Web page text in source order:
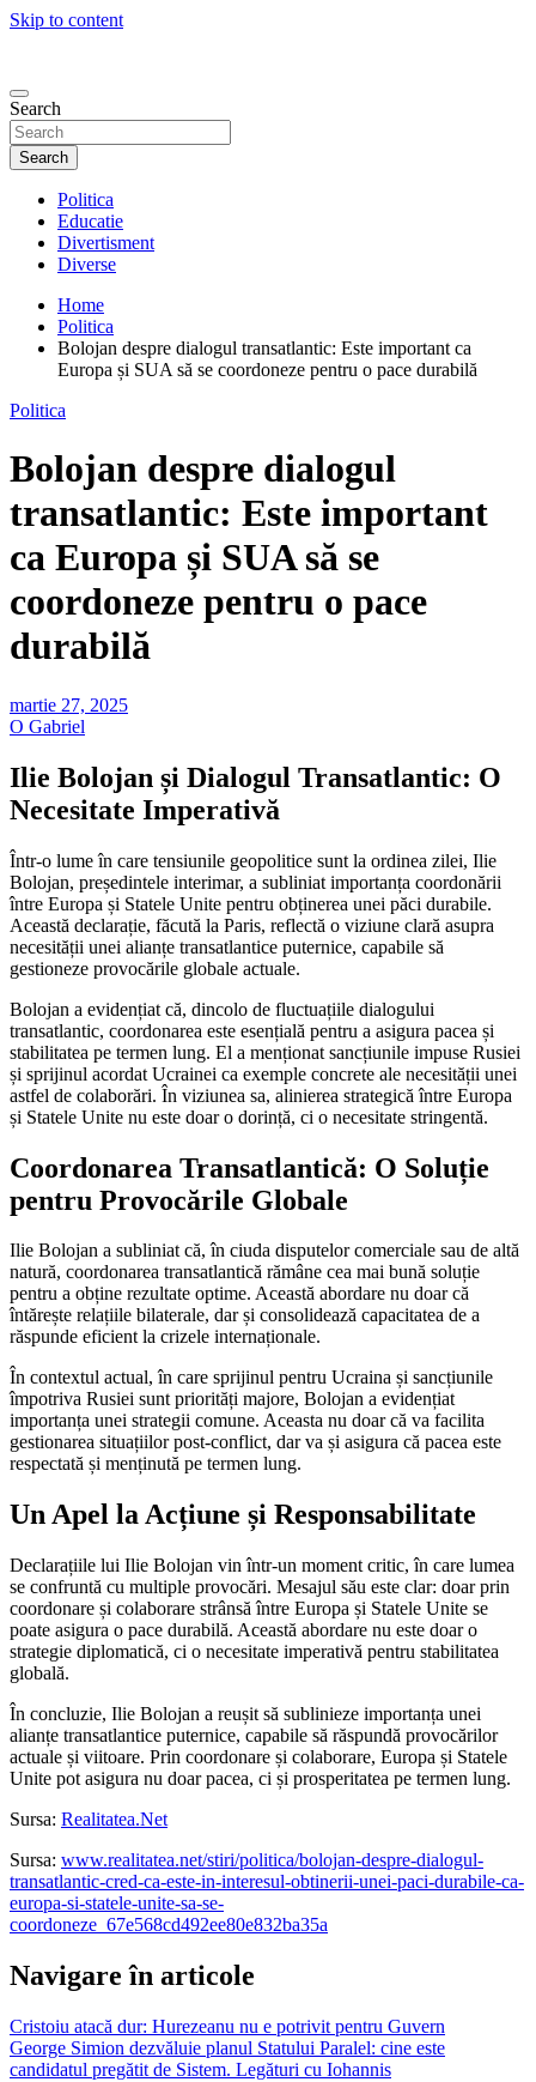
Skip to content
Search
Search
Politica
Educatie
Divertisment
Diverse
Home
Politica
Bolojan despre dialogul transatlantic: Este important ca
Europa și SUA să se coordoneze pentru o pace durabilă
Politica
Bolojan despre dialogul
transatlantic: Este important
ca Europa și SUA să se
coordoneze pentru o pace
durabilă
martie 27, 2025
O Gabriel
Ilie Bolojan și Dialogul Transatlantic: O
Necesitate Imperativă
Într-o lume în care tensiunile geopolitice sunt la ordinea zilei, Ilie
Bolojan, președintele interimar, a subliniat importanța coordonării
între Europa și Statele Unite pentru obținerea unei păci durabile.
Această declarație, făcută la Paris, reflectă o viziune clară asupra
necesității unei alianțe transatlantice puternice, capabile să
gestioneze provocările globale actuale.
Bolojan a evidențiat că, dincolo de fluctuațiile dialogului
transatlantic, coordonarea este esențială pentru a asigura pacea și
stabilitatea pe termen lung. El a menționat sancțiunile impuse Rusiei
și sprijinul acordat Ucrainei ca exemple concrete ale necesității unei
astfel de colaborări. În viziunea sa, alinierea strategică între Europa
și Statele Unite nu este doar o dorință, ci o necesitate stringentă.
Coordonarea Transatlantică: O Soluție
pentru Provocările Globale
Ilie Bolojan a subliniat că, în ciuda disputelor comerciale sau de altă
natură, coordonarea transatlantică rămâne cea mai bună soluție
pentru a obține rezultate optime. Această abordare nu doar că
întărește relațiile bilaterale, dar și consolidează capacitatea de a
răspunde eficient la crizele internaționale.
În contextul actual, în care sprijinul pentru Ucraina și sancțiunile
împotriva Rusiei sunt priorități majore, Bolojan a evidențiat
importanța unei strategii comune. Aceasta nu doar că va facilita
gestionarea situațiilor post-conflict, dar va și asigura că pacea este
respectată și menținută pe termen lung.
Un Apel la Acțiune și Responsabilitate
Declarațiile lui Ilie Bolojan vin într-un moment critic, în care lumea
se confruntă cu multiple provocări. Mesajul său este clar: doar prin
coordonare și colaborare strânsă între Europa și Statele Unite se
poate asigura o pace durabilă. Această abordare nu este doar o
strategie diplomatică, ci o necesitate imperativă pentru stabilitatea
globală.
În concluzie, Ilie Bolojan a reușit să sublinieze importanța unei
alianțe transatlantice puternice, capabile să răspundă provocărilor
actuale și viitoare. Prin coordonare și colaborare, Europa și Statele
Unite pot asigura nu doar pacea, ci și prosperitatea pe termen lung.
Sursa: Realitatea.Net
Sursa: www.realitatea.net/stiri/politica/bolojan-despre-dialogul-
transatlantic-cred-ca-este-in-interesul-obtinerii-unei-paci-durabile-ca-
europa-si-statele-unite-sa-se-
coordoneze_67e568cd492ee80e832ba35a
Navigare în articole
Cristoiu atacă dur: Hurezeanu nu e potrivit pentru Guvern
George Simion dezvăluie planul Statului Paralel: cine este
candidatul pregătit de Sistem. Legături cu Iohannis